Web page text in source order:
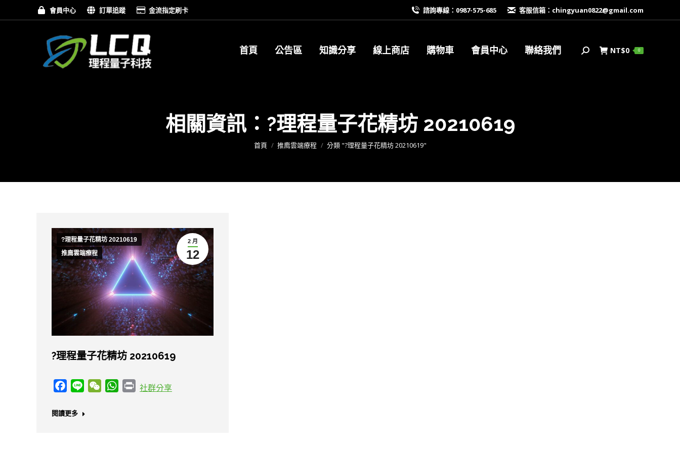
會員中心 訂單追蹤 金流指定刷卡 諮詢專線：0987-575-685 客服信箱： chingyuan0822@gmail.com
首頁 公告區 知識分享 線上商店 購物車 會員中心 聯絡我們
搜
NT$0 0
相關資訊： ?理程量子花精坊 20210619
您在這裡：
首頁 推廌雲端療程 分類 "?理程量子花精坊 20210619"
2 月
12
?理程量子花精坊 20210619
推廌雲端療程
?理程量子花精坊 20210619
Facebook
Line WeChatWhatsApp
Print
社群分享
閱讀更多